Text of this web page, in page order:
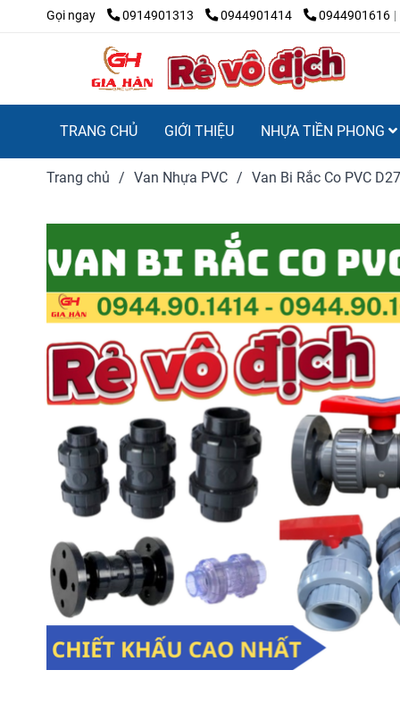
Gọi ngay 0914901313 0944901414 0944901616
TRANG CHỦ GIỚI THIỆU NHỰA TIỀN PHONG
Trang chủ / Van Nhựa PVC / Van Bi Rắc Co PVC